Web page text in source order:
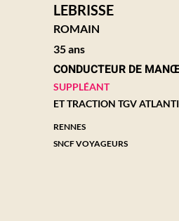
LEBRISSE
ROMAIN
35 ans
SUPPLÉANT
CONDUCTEUR DE
ET TRACTION TGV
RENNES
SNCF VOYAGEURS